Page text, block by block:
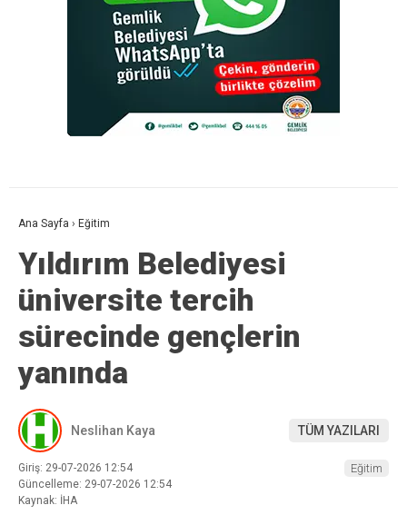
Ana Sayfa › Eğitim
Yıldırım Belediyesi
üniversite tercih
sürecinde gençlerin
yanında
Neslihan Kaya TÜM YAZILARI
Giriş: 29-07-2026 12:54
Güncelleme: 29-07-2026 12:54
Kaynak: İHA
Eğitim